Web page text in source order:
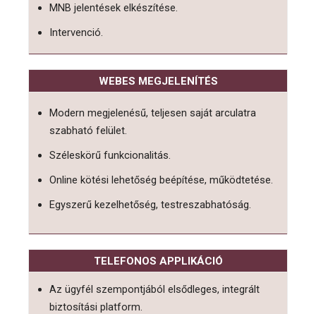
MNB jelentések elkészítése.
Intervenció.
WEBES MEGJELENÍTÉS
Modern megjelenésű, teljesen saját arculatra
szabható felület.
Széleskörű funkcionalitás.
Online kötési lehetőség beépítése, működtetése.
Egyszerű kezelhetőség, testreszabhatóság.
TELEFONOS APPLIKÁCIÓ
Az ügyfél szempontjából elsődleges, integrált
biztosítási platform.